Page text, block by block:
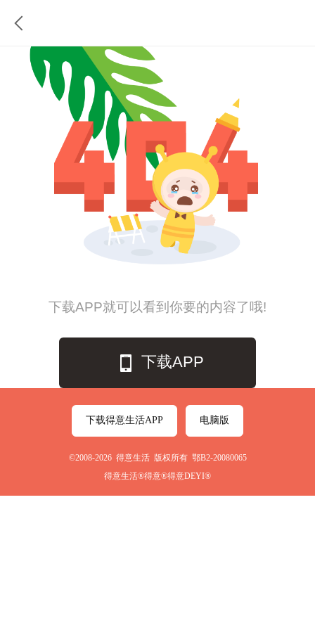
下载APP就可以看到你要的内容了哦!
下载APP
下载得意生活APP 电脑版
©2008-2026 得意生活 版权所有 鄂B2-20080065
得意生活®得意®得意DEYI®